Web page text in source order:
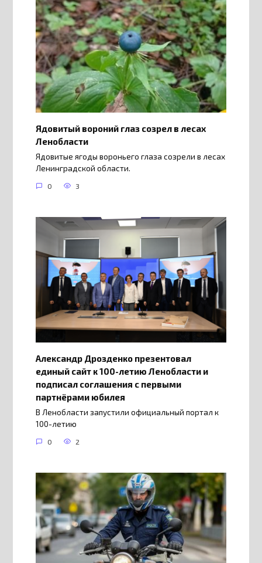
Ядовитый вороний глаз созрел в лесах
Ленобласти
Ядовитые ягоды вороньего глаза созрели в лесах
Ленинградской области.
0 3
Александр Дрозденко презентовал
единый сайт к 100-летию Ленобласти и
подписал соглашения с первыми
партнёрами юбилея
В Ленобласти запустили официальный портал к
100-летию
0 2